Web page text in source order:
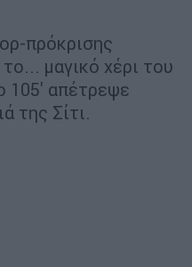
πρόκρισης
μαγικό χέρι του
105' απέτρεψε
της Σίτι.